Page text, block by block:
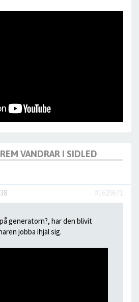
VANDRAR I SIDLED
#1629671
generatorn?, har den blivit
jobba ihjäl sig.